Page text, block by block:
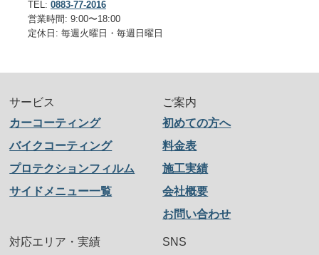
TEL: 0883-77-2016
営業時間: 9:00〜18:00
定休日: 毎週火曜日・毎週日曜日
サービス
カーコーティング
バイクコーティング
プロテクションフィルム
サイドメニュー一覧
ご案内
初めての方へ
料金表
施工実績
会社概要
お問い合わせ
対応エリア・実績
SNS